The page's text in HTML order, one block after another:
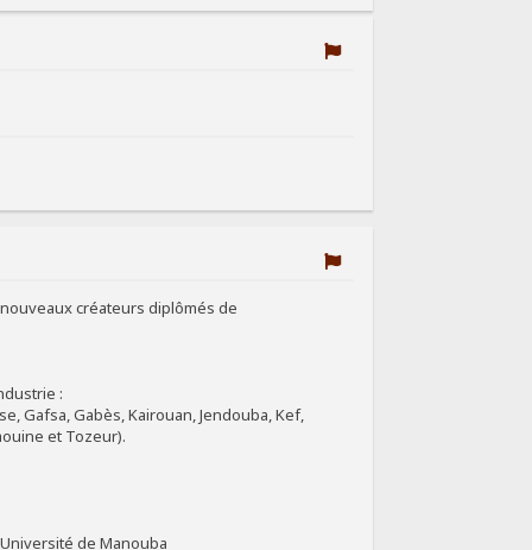
créateurs diplômés de
:
Gafsa, Gabès, Kairouan, Jendouba, Kef,
et Tozeur).
de Manouba